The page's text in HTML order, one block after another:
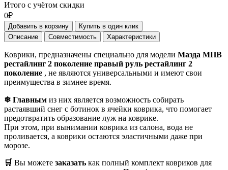
Итого с учётом скидки
0₽
Добавить в корзину
Купить в один клик
Описание
Совместимость Характеристики
Коврики, предназначены специально для модели Мазда МПВ
рестайлинг 2 поколение правый руль рестайлинг 2
поколение , не являются универсальными и имеют свои
преимущества в зимнее время.
❄ Главным из них является возможность собирать
растаявший снег с ботинок в ячейки коврика, что помогает
предотвратить образование луж на коврике.
При этом, при вынимании коврика из салона, вода не
проливается, а коврики остаются эластичными даже при
морозе.
🛒 Вы можете заказать как полный комплект ковриков для